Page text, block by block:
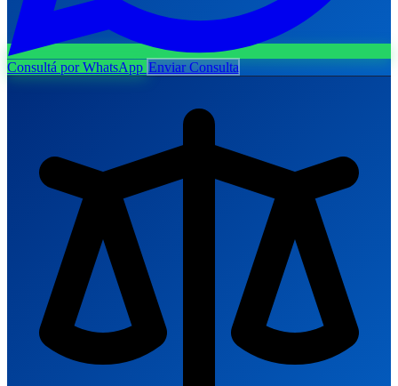
Consultá por WhatsApp Enviar Consulta